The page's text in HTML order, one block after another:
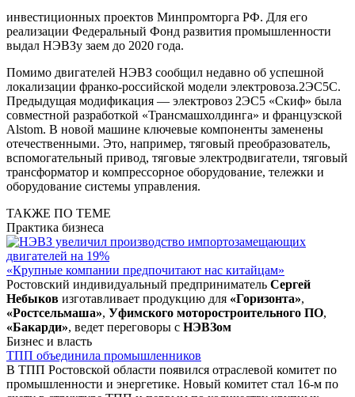
инвестиционных проектов Минпромторга РФ. Для его
реализации Федеральный Фонд развития промышленности
выдал НЭВЗу заем до 2020 года.
Помимо двигателей НЭВЗ сообщил недавно об успешной
локализации франко-российской модели электровоза.2ЭС5С.
Предыдущая модификация — электровоз 2ЭС5 «Скиф» была
совместной разработкой «Трансмашхолдинга» и французской
Alstom. В новой машине ключевые компоненты заменены
отечественными. Это, например, тяговый преобразователь,
вспомогательный привод, тяговые электродвигатели, тяговый
трансформатор и компрессорное оборудование, тележки и
оборудование системы управления.
ТАКЖЕ ПО ТЕМЕ
Практика бизнеса
«Крупные компании предпочитают нас китайцам»
Ростовский индивидуальный предприниматель Сергей
Небыков изготавливает продукцию для «Горизонта»,
«Ростсельмаша», Уфимского моторостроительного ПО,
«Бакарди», ведет переговоры с НЭВЗом
Бизнес и власть
ТПП объединила промышленников
В ТПП Ростовской области появился отраслевой комитет по
промышленности и энергетике. Новый комитет стал 16-м по